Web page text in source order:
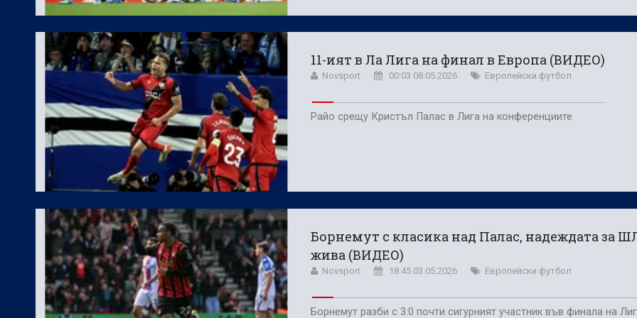
11-ият в Ла Лига на финал в Европа (ВИДЕО)
Novsport 00:03 08.05.2026 Европейски футбол
Райо срещу Кристъл Палас в Лига на конференциите
Борнемут с класика над Палас, надеждата за
жива (ВИДЕО)
Novsport 18:45 03.05.2026 Европейски футбол
Борнемут разби с 3:0 почти сигурният участник във финала на